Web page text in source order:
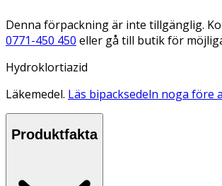
Denna förpackning är inte tillgänglig.
0771-450 450 eller gå till butik för
Hydroklortiazid
Läkemedel. Läs bipacksedeln noga före
Produktfakta